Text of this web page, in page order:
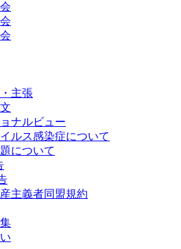
主張
ナルビュー
ルス感染症について
について
主義者同盟規約